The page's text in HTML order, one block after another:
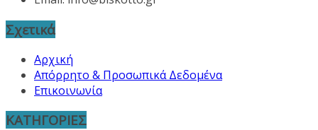
Σχετικά
Αρχική
Απόρρητο & Προσωπικά Δεδομένα
Επικοινωνία
ΚΑΤΗΓΟΡΙΕΣ